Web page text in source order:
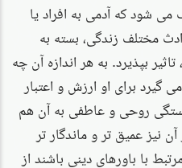
شود که آدمی به افراد یا
مختلف زندگی، بسته به
بپذیرد. به هر اندازه آن چه
گیرد برای او ارزش و اعتبار
روحی و عاطفی به آن هم
نیز عمیق تر و ماندگار تر
با باورهای دینی باشند از